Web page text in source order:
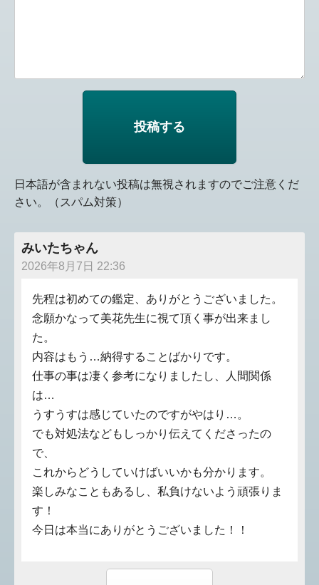
日本語が含まれない投稿は無視されますのでご注意くだ
さい。（スパム対策）
みいたちゃん
2026年8月7日 22:36
先程は初めての鑑定、ありがとうございました。
念願かなって美花先生に視て頂く事が出来まし
た。
内容はもう…納得することばかりです。
仕事の事は凄く参考になりましたし、人間関係
は…
うすうすは感じていたのですがやはり…。
でも対処法などもしっかり伝えてくださったの
で、
これからどうしていけばいいかも分かります。
楽しみなこともあるし、私負けないよう頑張りま
す！
今日は本当にありがとうございました！！